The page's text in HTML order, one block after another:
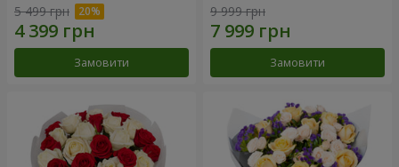
5 499 грн
Замовити
9 999 грн
Замовити